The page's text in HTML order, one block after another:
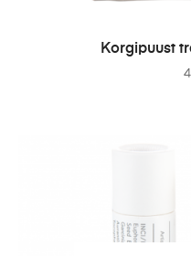
Korgipuust